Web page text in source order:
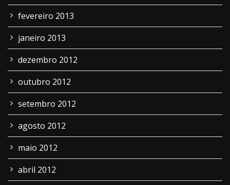
fevereiro 2013
janeiro 2013
dezembro 2012
outubro 2012
setembro 2012
agosto 2012
maio 2012
abril 2012